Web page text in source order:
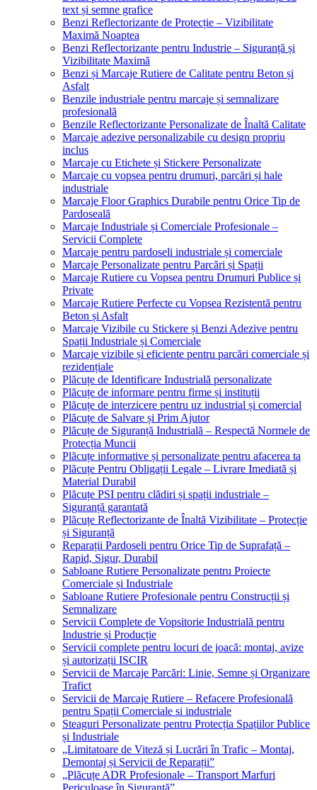
text și semne grafice
Benzi Reflectorizante de Protecție – Vizibilitate
Maximă Noaptea
Benzi Reflectorizante pentru Industrie – Siguranță și
Vizibilitate Maximă
Benzi și Marcaje Rutiere de Calitate pentru Beton și
Asfalt
Benzile industriale pentru marcaje și semnalizare
profesională
Benzile Reflectorizante Personalizate de Înaltă Calitate
Marcaje adezive personalizabile cu design propriu
inclus
Marcaje cu Etichete și Stickere Personalizate
Marcaje cu vopsea pentru drumuri, parcări și hale
industriale
Marcaje Floor Graphics Durabile pentru Orice Tip de
Pardoseală
Marcaje Industriale și Comerciale Profesionale –
Servicii Complete
Marcaje pentru pardoseli industriale și comerciale
Marcaje Personalizate pentru Parcări și Spații
Marcaje Rutiere cu Vopsea pentru Drumuri Publice și
Private
Marcaje Rutiere Perfecte cu Vopsea Rezistentă pentru
Beton și Asfalt
Marcaje Vizibile cu Stickere și Benzi Adezive pentru
Spații Industriale și Comerciale
Marcaje vizibile și eficiente pentru parcări comerciale și
rezidențiale
Plăcuțe de Identificare Industrială personalizate
Plăcuțe de informare pentru firme și instituții
Plăcuțe de interzicere pentru uz industrial și comercial
Plăcuțe de Salvare și Prim Ajutor
Plăcuțe de Siguranță Industrială – Respectă Normele de
Protecția Muncii
Plăcuțe informative și personalizate pentru afacerea ta
Plăcuțe Pentru Obligații Legale – Livrare Imediată și
Material Durabil
Plăcuțe PSI pentru clădiri și spații industriale –
Siguranță garantată
Plăcuțe Reflectorizante de Înaltă Vizibilitate – Protecție
și Siguranță
Reparații Pardoseli pentru Orice Tip de Suprafață –
Rapid, Sigur, Durabil
Sabloane Rutiere Personalizate pentru Proiecte
Comerciale și Industriale
Sabloane Rutiere Profesionale pentru Construcții și
Semnalizare
Servicii Complete de Vopsitorie Industrială pentru
Industrie și Producție
Servicii complete pentru locuri de joacă: montaj, avize
și autorizații ISCIR
Servicii de Marcaje Parcări: Linie, Semne și Organizare
Trafict
Servicii de Marcaje Rutiere – Refacere Profesională
pentru Spații Comerciale si industriale
Steaguri Personalizate pentru Protecția Spațiilor Publice
și Industriale
„Limitatoare de Viteză și Lucrări în Trafic – Montaj,
Demontaj și Servicii de Reparații”
„Plăcuțe ADR Profesionale – Transport Marfuri
Periculoase în Siguranță”